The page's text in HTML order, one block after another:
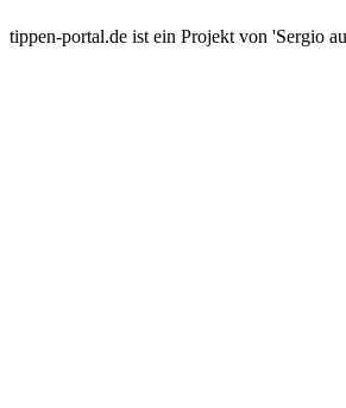
tippen-portal.de ist ein Projekt von 'Sergio